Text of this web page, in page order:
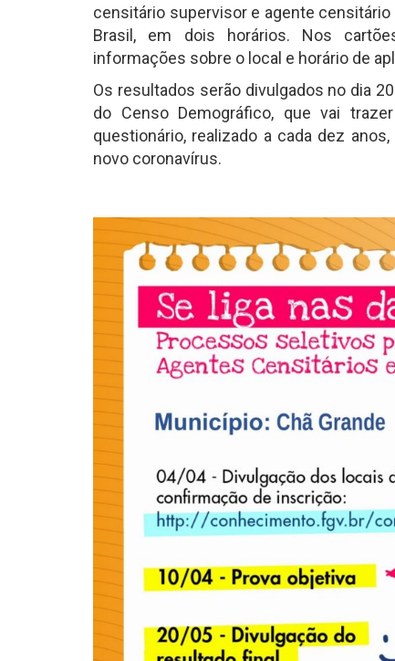
censitário supervisor e agente
Brasil, em dois horários. Nos
informações sobre o local e horário de
Os resultados serão divulgados no dia
do Censo Demográfico, que vai
questionário, realizado a cada dez
novo coronavírus.